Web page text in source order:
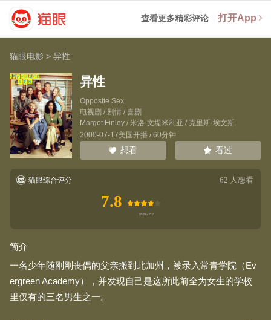
查看更多精彩评论 打开App
猫眼电影 >异性
异性
Opposite Sex
电视剧 / 剧情 / 喜剧
Margot Finley/ 米洛·文堤米利亚 / 克里斯·埃文斯
2000-07-17美国开播 / 60分钟
想看 看过
猫眼综合评分 62 人想看
7.8
简介
一名少年随刚刚丧偶的父亲搬到北加州，被录入常青学院（Ev
ergreen Academy），并发现自己是这所此前全为女生的学校
里仅有的三名男生之一。